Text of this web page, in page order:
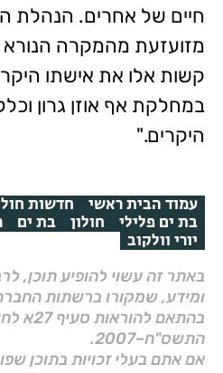
חיים של אחרים. הנהלת
מזועזעת מהמקרה
קשות אלו את אישתו
במחלקת אף אוזן גרון
היקרים."
עמוד הבית ראשי חדשות
בת ים פלילי חולון בת ים
יורי וולקוב
באתר זה עשוי להופיע תוכן,
ומידע, שמקורו ברשתות
בהתאם
התשס"ח–2007.
אם אתם בעלי זכויות בתוכן